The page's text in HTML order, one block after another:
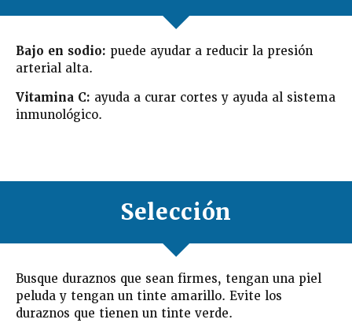
Bajo en sodio: puede ayudar a reducir la presión
arterial alta.
Vitamina C: ayuda a curar cortes y ayuda al sistema
inmunológico.
Selección
Busque duraznos que sean firmes, tengan una piel
peluda y tengan un tinte amarillo. Evite los
duraznos que tienen un tinte verde.